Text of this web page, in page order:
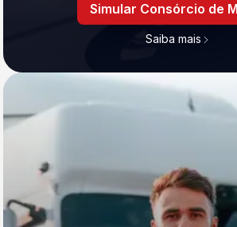
Simular Consórcio de
Saiba mais